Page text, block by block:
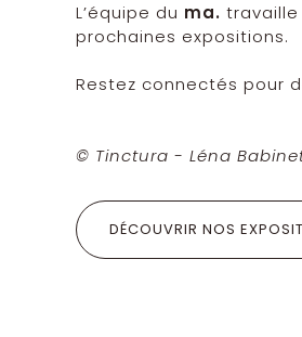
L’équipe du ma.
prochaines expositions.
Restez connectés pour
© Tinctura - Léna
DÉCOUVRIR NOS